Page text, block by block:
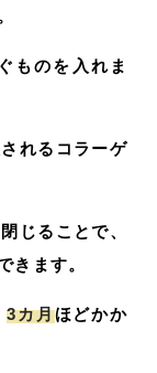
ものを入れま
れるコラーゲ
じることで、
きます。
3カ月ほどかか